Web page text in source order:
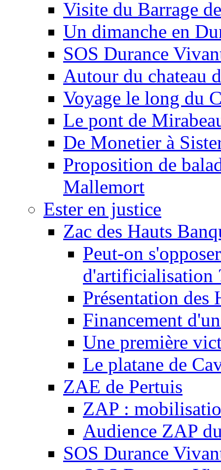
Visite du Barrage
Un dimanche en
SOS Durance
Autour du chateau
Voyage le long du
Le pont de
De Monetier à
Proposition de
Mallemort
Ester en justice
Zac des Hauts
Peut-on
d'artificialisation
Présentation des
Financement
Une première
Le platane de
ZAE de Pertuis
ZAP :
Audience ZAP
SOS Durance